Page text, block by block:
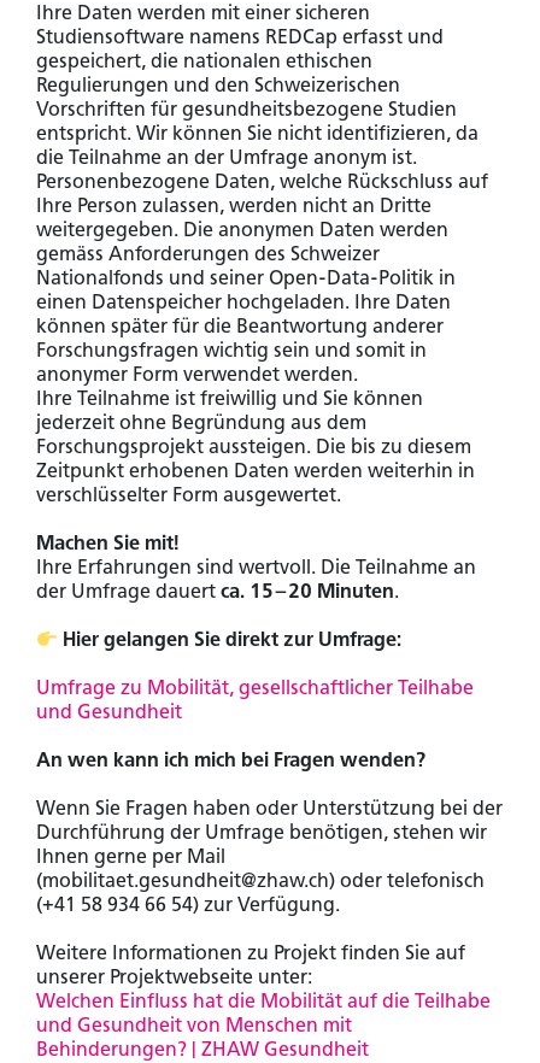
Ihre Daten werden mit einer sicheren
Studiensoftware namens REDCap erfasst und
gespeichert, die nationalen ethischen
Regulierungen und den Schweizerischen
Vorschriften für gesundheitsbezogene Studien
entspricht. Wir können Sie nicht identifizieren, da
die Teilnahme an der Umfrage anonym ist.
Personenbezogene Daten, welche Rückschluss auf
Ihre Person zulassen, werden nicht an Dritte
weitergegeben. Die anonymen Daten werden
gemäss Anforderungen des Schweizer
Nationalfonds und seiner Open-Data-Politik in
einen Datenspeicher hochgeladen. Ihre Daten
können später für die Beantwortung anderer
Forschungsfragen wichtig sein und somit in
anonymer Form verwendet werden.
Ihre Teilnahme ist freiwillig und Sie können
jederzeit ohne Begründung aus dem
Forschungsprojekt aussteigen. Die bis zu diesem
Zeitpunkt erhobenen Daten werden weiterhin in
verschlüsselter Form ausgewertet.
Machen Sie mit!
Ihre Erfahrungen sind wertvoll. Die Teilnahme an
der Umfrage dauert ca. 15–20 Minuten.
Hier gelangen Sie direkt zur Umfrage:
Umfrage zu Mobilität, gesellschaftlicher Teilhabe
und Gesundheit
An wen kann ich mich bei Fragen wenden?
Wenn Sie Fragen haben oder Unterstützung bei der
Durchführung der Umfrage benötigen, stehen wir
Ihnen gerne per Mail
(mobilitaet.gesundheit@zhaw.ch) oder telefonisch
(+41 58 934 66 54) zur Verfügung.
Weitere Informationen zu Projekt finden Sie auf
unserer Projektwebseite unter:
Welchen Einfluss hat die Mobilität auf die Teilhabe
und Gesundheit von Menschen mit
Behinderungen? | ZHAW Gesundheit
Zum Login